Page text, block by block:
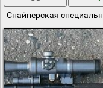
Снайперская